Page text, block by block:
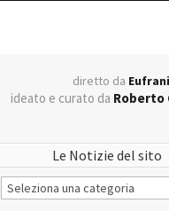
diretto da
ideato e curato da Roberto
Le Notizie del sito
Le
Notizie